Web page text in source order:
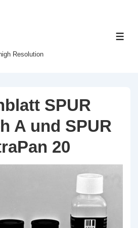
Resolution
SPUR
A und SPUR
20